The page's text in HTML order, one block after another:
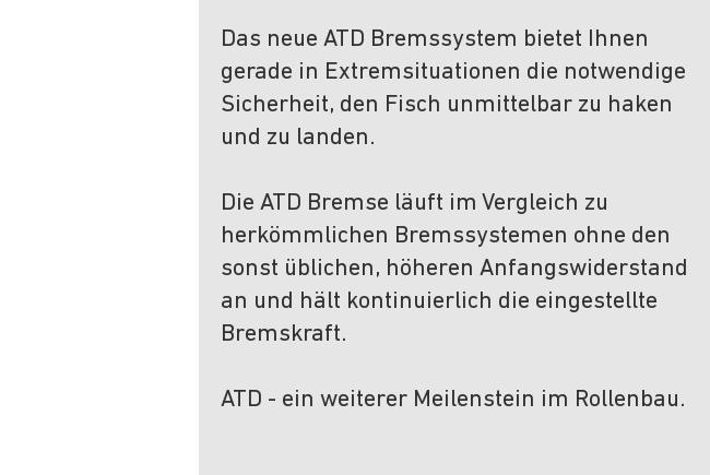
Das neue ATD Bremssystem bietet Ihnen
gerade in Extremsituationen die notwendige
Sicherheit, den Fisch unmittelbar zu haken
und zu landen.
Die ATD Bremse läuft im Vergleich zu
herkömmlichen Bremssystemen ohne den
sonst üblichen, höheren Anfangswiderstand
an und hält kontinuierlich die eingestellte
Bremskraft.
ATD - ein weiterer Meilenstein im Rollenbau.